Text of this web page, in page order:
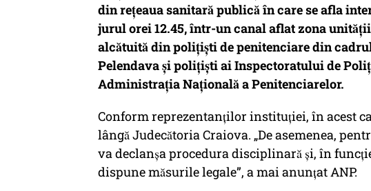
din rețeaua sanitară publică în care se afla
jurul orei 12.45, într-un canal aflat zona
alcătuită din polițiști de penitenciare din
Pelendava și polițiști ai Inspectoratului de
Administrația Națională a Penitenciarelor.
Conform reprezentanților instituției, în acest
lângă Judecătoria Craiova. „De asemenea,
va declanşa procedura disciplinară și, în
dispune măsurile legale”, a mai anunțat ANP.